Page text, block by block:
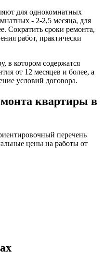
для однокомнатных
- 2-2,5 месяца, для
Сократить сроки ремонта,
работ, практически
в котором содержатся
от 12 месяцев и более, а
условий договора.
квартиры в
перечень
цены на работы от